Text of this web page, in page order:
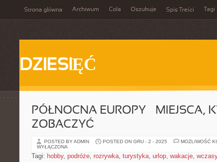
Strona główna Archiwum Cola Oszukuje Spis Treści Tagi
DZIESIĘĆ
PÓŁNOCNA EUROPY – MIEJSCA,
ZOBACZYĆ
POSTED BY ADMIN POSTED ON GRU - 2 - 2025
MOŻLIWOŚĆ
WYŁĄCZONA
Tagi: hobby, podróże, rozrywka, turystyka, urlop, wakacje,